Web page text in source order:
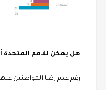
هل يمكن للأمم المتحدة
رغم عدم رضا المواطنين